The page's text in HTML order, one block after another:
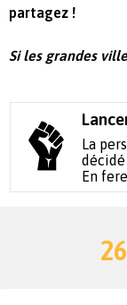
partagez !
Si les grandes
La
En